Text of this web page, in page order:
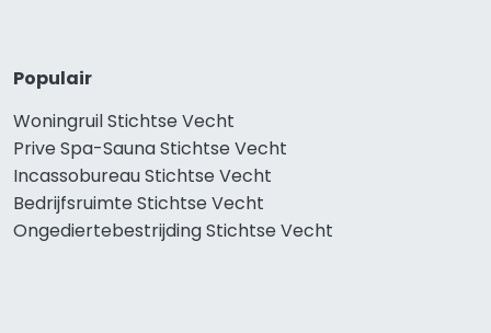
Populair
Woningruil Stichtse Vecht
Prive Spa-Sauna Stichtse Vecht
Incassobureau Stichtse Vecht
Bedrijfsruimte Stichtse Vecht
Ongediertebestrijding Stichtse Vecht